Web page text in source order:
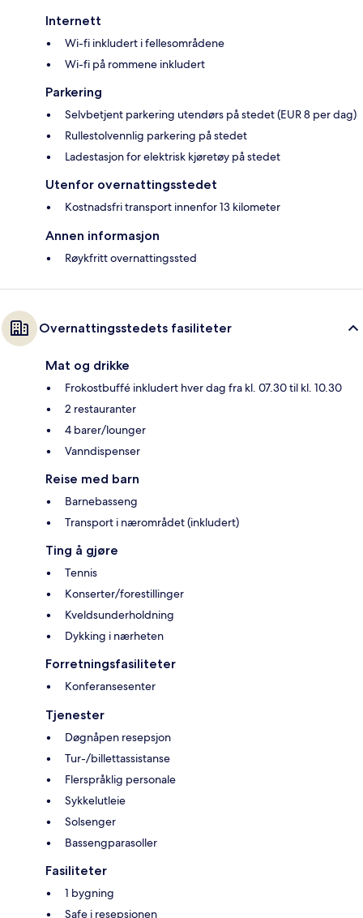
Internett
Wi-fi inkludert i fellesområdene
Wi-fi på rommene inkludert
Parkering
Selvbetjent parkering utendørs på stedet (EUR 8 per dag)
Rullestolvennlig parkering på stedet
Ladestasjon for elektrisk kjøretøy på stedet
Utenfor overnattingsstedet
Kostnadsfri transport innenfor 13 kilometer
Annen informasjon
Røykfritt overnattingssted
Overnattingsstedets fasiliteter
Mat og drikke
Frokostbuffé inkludert hver dag fra kl. 07.30 til kl. 10.30
2 restauranter
4 barer/lounger
Vanndispenser
Reise med barn
Barnebasseng
Transport i nærområdet (inkludert)
Ting å gjøre
Tennis
Konserter/forestillinger
Kveldsunderholdning
Dykking i nærheten
Forretningsfasiliteter
Konferansesenter
Tjenester
Døgnåpen resepsjon
Tur-/billettassistanse
Flerspråklig personale
Sykkelutleie
Solsenger
Bassengparasoller
Fasiliteter
1 bygning
Safe i resepsjonen